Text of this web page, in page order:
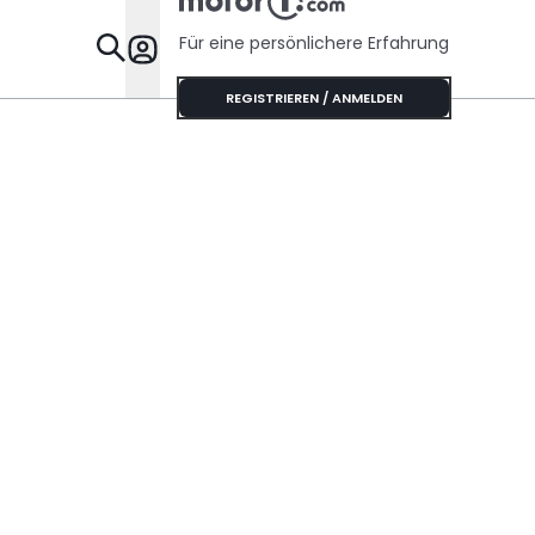
Specials
Für eine persönlichere Erfahrung
REGISTRIEREN / ANMELDEN